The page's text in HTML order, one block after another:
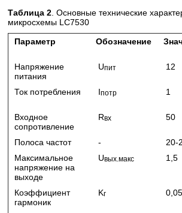
Таблица 2 . Основные технические
микросхемы LC7530
Параметр
Обозначение
Напряжение
питания
Uпит 12
Ток потребления Iпотр 1
Входное
сопротивление
Rвх 50
Полоса частот - 20-
Максимальное
напряжение на
выходе
Uвых.макс 1,5
Коэффициент
гармоник
Kг 0,05